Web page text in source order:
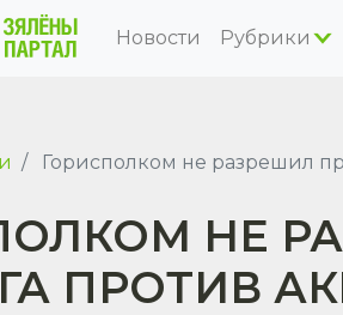
Новости Рубрики
Горисполком не разрешил
НЕ
ПРОТИВ